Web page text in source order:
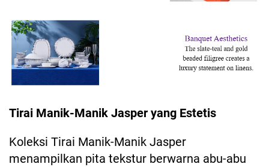
Tirai Manik-Manik Jasper yang Estetis
Koleksi Tirai Manik-Manik Jasper
menampilkan pita tekstur berwarna abu-abu